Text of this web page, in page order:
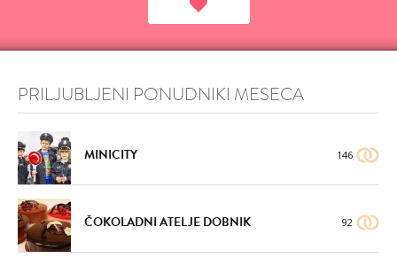
PRILJUBLJENI PONUDNIKI MESECA
MINICITY 146
ČOKOLADNI ATELJE DOBNIK 92